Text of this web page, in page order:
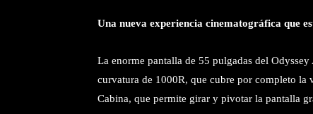
Una nueva experiencia cinematográfica que
La enorme pantalla de 55 pulgadas del
curvatura de 1000R, que cubre por completo
Cabina, que permite girar y pivotar la pantalla